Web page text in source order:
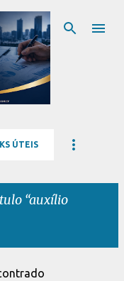
ÚTEIS
auxílio